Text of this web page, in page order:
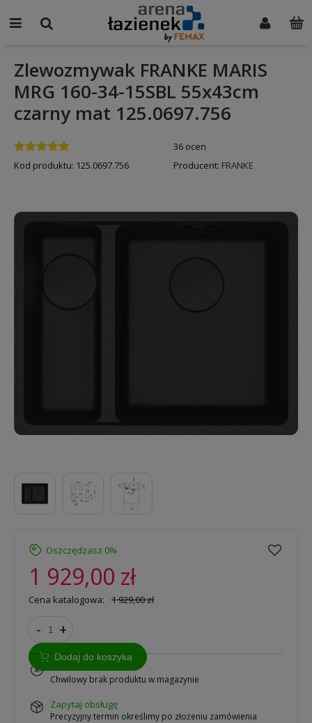
Zlewozmywak FRANKE MARIS
MRG 160-34-15SBL 55x43cm
czarny mat 125.0697.756
36 ocen
Kod produktu: 125.0697.756 Producent: FRANKE
Oszczędzasz 0%
1 929,00 zł
Cena katalogowa: 1 929,00 zł
- +
Dodaj do koszyka
Chwilowy brak produktu w magazynie
zapytaj obsługę
Precyzyjny termin określimy po złożeniu zamówienia